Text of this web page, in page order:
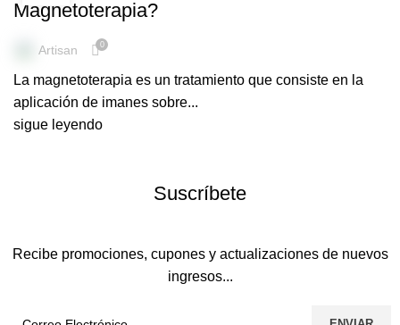
Magnetoterapia?
Artisan 0
La magnetoterapia es un tratamiento que consiste en la
aplicación de imanes sobre...
sigue leyendo
Suscríbete
Recibe promociones, cupones y actualizaciones de nuevos
ingresos...